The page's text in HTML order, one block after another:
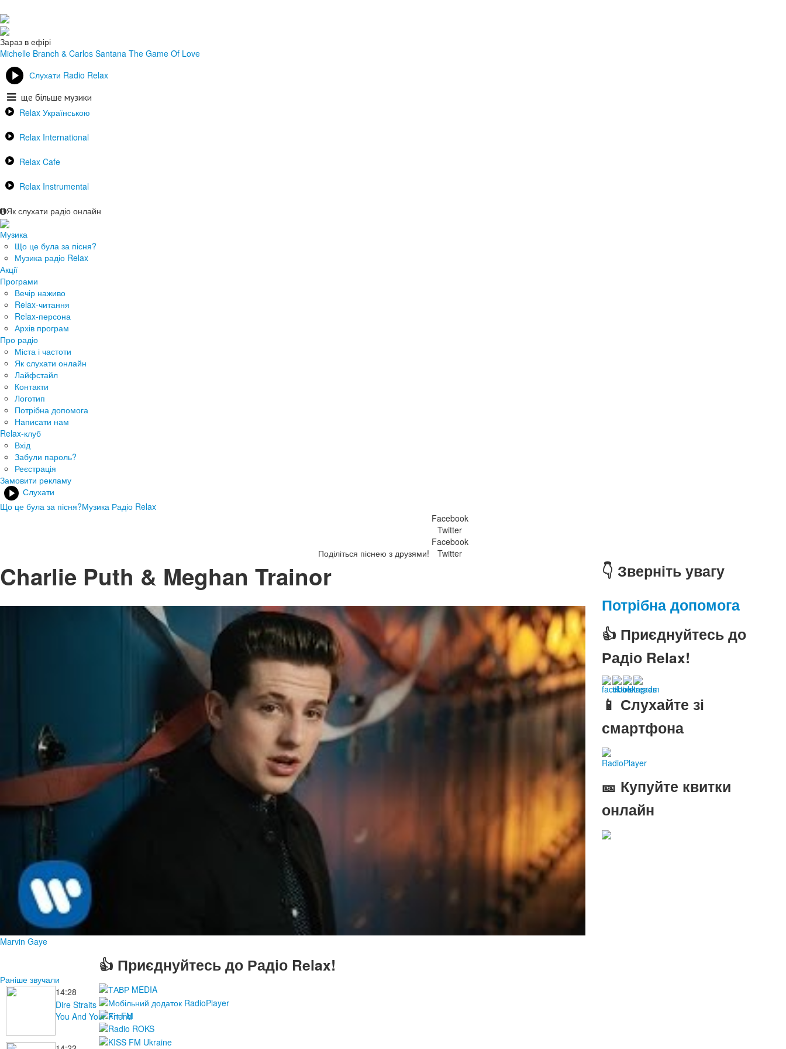
Зараз в ефірі
Michelle Branch & Carlos Santana The Game Of Love
Раніше звучали
14:28
Dire Straits
You And Your Friend
Слухати Radio Relax
ще більше музики
Relax Українською
Relax International
Relax Cafe
Relax Instrumental
Як слухати радіо онлайн
Музика
Що це була за пісня?
Музика радіо Relax
Акції
Програми
Вечір наживо
Relax-читання
Relax-персона
Архів програм
Про радіо
Міста і частоти
Як слухати онлайн
Лайфстайл
Контакти
Логотип
Потрібна допомога
Написати нам
Relax-клуб
Вхід
Забули пароль?
Реєстрація
Замовити рекламу
Слухати
Що це була за пісня?Музика Радіо Relax
Поділіться піснею з друзями!
Facebook
Twitter
Facebook
Twitter
Charlie Puth & Meghan Trainor
Marvin Gaye
👇 Зверніть увагу
Потрібна допомога
👍 Приєднуйтесь до
Радіо Relax!
📱 Слухайте зі
смартфона
RadioPlayer
🎫 Купуйте квитки
онлайн
👍 Приєднуйтесь до Радіо Relax!